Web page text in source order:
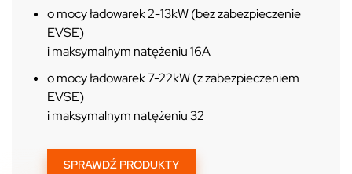
o mocy ładowarek 2-13kW (bez zabezpieczenie
EVSE)
i maksymalnym natężeniu 16A
o mocy ładowarek 7-22kW (z zabezpieczeniem
EVSE)
i maksymalnym natężeniu 32
SPRAWDŹ PRODUKTY